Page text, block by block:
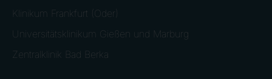
Klinikum Frankfurt (Oder)
Universitätsklinikum Gießen und Marburg
Zentralklinik Bad Berka